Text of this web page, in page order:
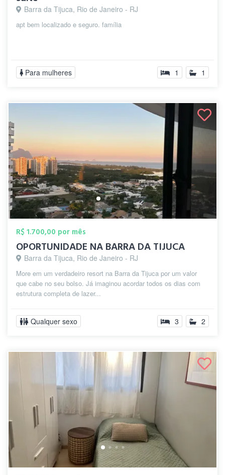
Barra da Tijuca, Rio de Janeiro - RJ
apt bem localizado e seguro. família
Para mulheres 1 1
R$ 1.700,00 por mês
OPORTUNIDADE NA BARRA DA TIJUCA
Barra da Tijuca, Rio de Janeiro - RJ
More em um verdadeiro resort na Barra da Tijuca por um valor
que cabe no seu bolso. Já imaginou acordar todos os dias com
estrutura completa de lazer...
Qualquer sexo 3 2